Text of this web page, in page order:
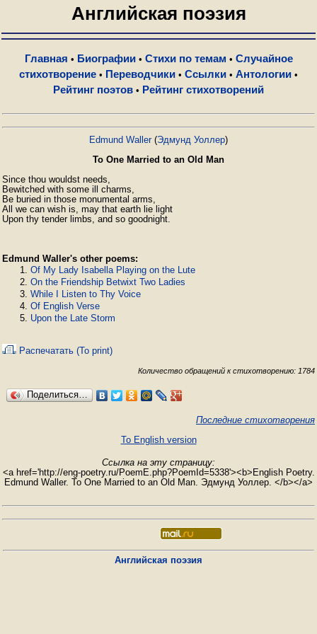
Английская поэзия
Главная • Биографии• Стихи по темам • Случайное
стихотворение • Переводчики • Ссылки • Антологии •
Рейтинг поэтов • Рейтинг стихотворений
Edmund Waller(Эдмунд Уоллер)
To One Married to an Old Man
Since thou wouldst needs,
Bewitched with some ill charms,
Be buried in those monumental arms,
All we can wish is, may that earth lie light
Upon thy tender limbs, and so goodnight.
Edmund Waller's other poems:
Of My Lady Isabella Playing on the Lute
On the Friendship Betwixt Two Ladies
While I Listen to Thy Voice
Of English Verse
Upon the Late Storm
Распечатать (To print)
Количество обращений к стихотворению: 1784
Поделиться…
Последние стихотворения
To English version
Ссылка на эту страницу:
<a href='http://eng-poetry.ru/PoemE.php?PoemId=5338'><b>English Poetry.
Edmund Waller. To One Married to an Old Man. Эдмунд Уоллер. </b></a>
Английская поэзия